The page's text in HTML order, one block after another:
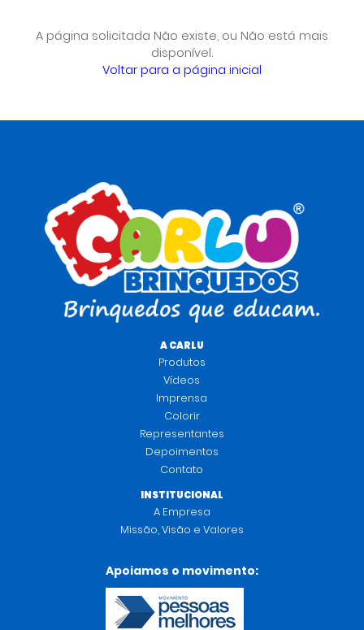
A página solicitada Não existe, ou Não está mais
disponível.
Voltar para a página inicial
A CARLU
Produtos
Vídeos
Imprensa
Colorir
Representantes
Depoimentos
Contato
INSTITUCIONAL
A Empresa
Missão, Visão e Valores
Apoiamos o movimento: